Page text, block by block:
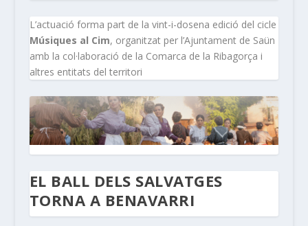
L’actuació forma part de la vint-i-dosena edició del cicle
Músiques al Cim, organitzat per l’Ajuntament de Saün
amb la col·laboració de la Comarca de la Ribagorça i
altres entitats del territori
EL BALL DELS SALVATGES
TORNA A BENAVARRI